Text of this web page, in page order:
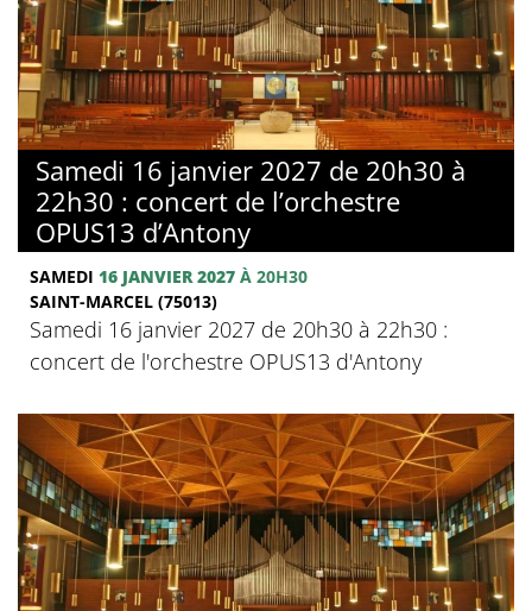
Samedi 16 janvier 2027 de 20h30 à
22h30 : concert de l’orchestre
OPUS13 d’Antony
SAMEDI 16 JANVIER 2027 À 20H30
SAINT-MARCEL (75013)
Samedi 16 janvier 2027 de 20h30 à 22h30 :
concert de l'orchestre OPUS13 d'Antony